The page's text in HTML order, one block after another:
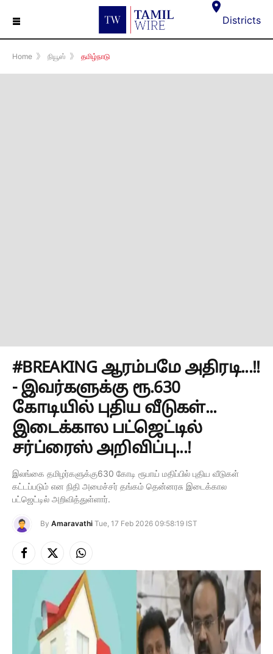
☰ Districts
Home 》 நியூஸ் 》 தமிழ்நாடு
#BREAKING ஆரம்பமே அதிரடி...!!
- இவர்களுக்கு ரூ.630
கோடியில் புதிய வீடுகள்...
இடைக்கால பட்ஜெட்டில்
சர்ப்ரைஸ் அறிவிப்பு...!
இலங்கை தமிழர்களுக்கு630 கோடி ரூபாய் மதிப்பில் புதிய வீடுகள்
கட்டப்படும் என நிதி அமைச்சர் தங்கம் தென்னரசு இடைக்கால
பட்ஜெட்டில் அறிவித்துள்ளார்.
By Amaravathi Tue, 17 Feb 2026 09:58:19 IST
Facebook
X
(Twitter)
Instagram